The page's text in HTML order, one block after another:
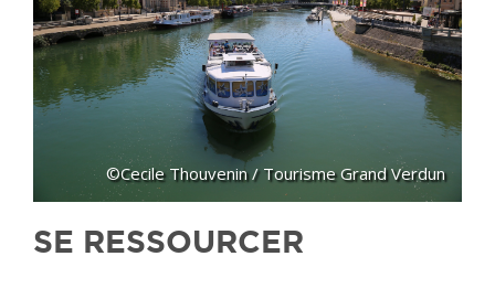
©Cecile Thouvenin / Tourisme Grand Verdun
SE RESSOURCER